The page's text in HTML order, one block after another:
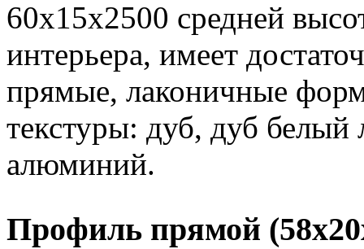
60х15х2500 средней
интерьера, имеет
прямые, лаконичные
текстуры: дуб, дуб
алюминий.
Профиль прямой